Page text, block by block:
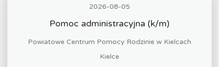
2026-08-05
Pomoc administracyjna (k/m)
Powiatowe Centrum Pomocy Rodzinie w Kielcach
Kielce